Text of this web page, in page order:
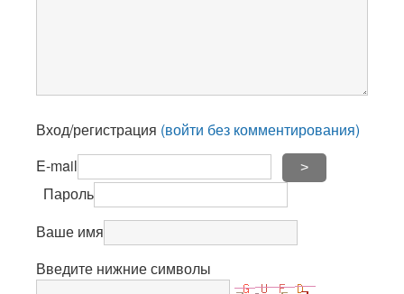
Вход/регистрация (войти без комментирования)
E-mail
>
Пароль
Ваше имя
Введите нижние символы